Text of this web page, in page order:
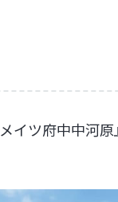
イツ府中中河